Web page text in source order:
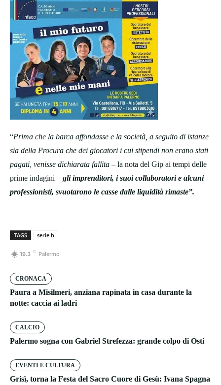
“Prima che la barca affondasse e la società, a seguito di istanze
sia della Procura che dei giocatori i cui stipendi non erano stati
pagati, venisse dichiarata fallita – la nota del Gip ai tempi delle
prime indagini – gli imprenditori, i suoi collaboratori e alcuni
professionisti, svuotarono le casse dalle liquidità rimaste”.
TAGS serie b
19.3 C Palermo
CRONACA
Paura a Misilmeri, anziana rapinata in casa durante la
notte: caccia ai ladri
CALCIO
Palermo sogna con Gabriel Strefezza: grande colpo di Osti
EVENTI E CULTURA
Grisì, torna la Festa del Sacro Cuore di Gesù: Ivana Spagna